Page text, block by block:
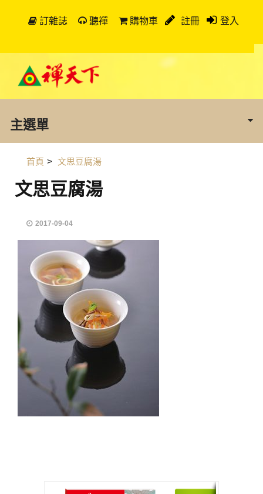
訂雜誌 聽禪 購物車 註冊 登入
主選單
首頁 > 文思豆腐湯
文思豆腐湯
2017-09-04